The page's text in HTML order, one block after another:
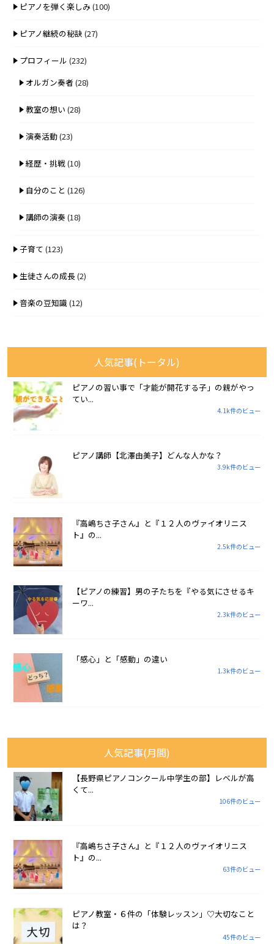
ピアノを弾く楽しみ(100)
ピアノ継続の秘訣 (27)
プロフィール (232)
オルガン奏者 (28)
教室の想い (28)
演奏活動(23)
経歴・挑戦(10)
自分のこと (126)
講師の演奏(18)
子育て (123)
生徒さんの成長(2)
音楽の豆知識(12)
人気記事(トータル)
ピアノの習い事で「才能が開花する子」の親がやっ
てい...
4.1k件のビュー
ピアノ講師【北澤由美子】どんな人かな？
3.9k件のビュー
『高嶋ちさ子さん』と『１２人のヴァイオリニス
ト』の...
2.5k件のビュー
【ピアノの練習】男の子たちを『やる気にさせるキ
ーワ...
2.3k件のビュー
「感心」と「感動」の違い
1.3k件のビュー
人気記事(月間)
【長野県ピアノコンクール中学生の部】レベルが高
くて...
106件のビュー
『高嶋ちさ子さん』と『１２人のヴァイオリニス
ト』の...
63件のビュー
ピアノ教室・６件の「体験レッスン」♡大切なこと
は？
45件のビュー